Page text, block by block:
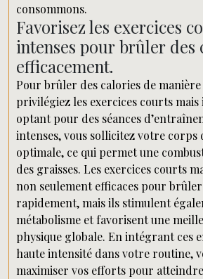
consommons.
Favorisez les exercices
intenses pour brûler des
efficacement.
Pour brûler des calories de manière
privilégiez les exercices courts mais
optant pour des séances
intenses, vous sollicitez votre corps
optimale, ce qui permet une
des graisses. Les exercices courts
non seulement efficaces pour
rapidement, mais ils stimulent
métabolisme et favorisent une
physique globale. En intégrant ces
haute intensité dans votre routine,
maximiser vos efforts pour